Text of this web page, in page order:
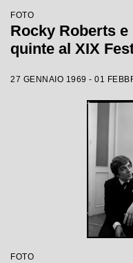
FOTO
Rocky Roberts
quinte al XIX
27 GENNAIO 1969 - 01
FOTO